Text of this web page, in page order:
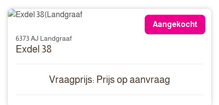
Aangekocht
6373 AJ Landgraaf
Exdel 38
Vraagprijs: Prijs op aanvraag